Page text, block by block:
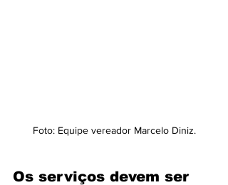
Foto: Equipe vereador Marcelo Diniz.
Os serviços devem ser